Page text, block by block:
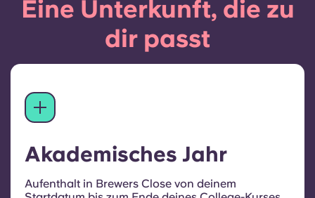
Eine Unterkunft, die zu
dir passt
Akademisches Jahr
Aufenthalt in Brewers Close von deinem